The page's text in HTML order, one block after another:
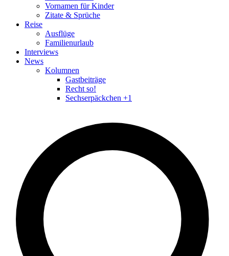
Vornamen für Kinder
Zitate & Sprüche
Reise
Ausflüge
Familienurlaub
Interviews
News
Kolumnen
Gastbeiträge
Recht so!
Sechserpäckchen +1